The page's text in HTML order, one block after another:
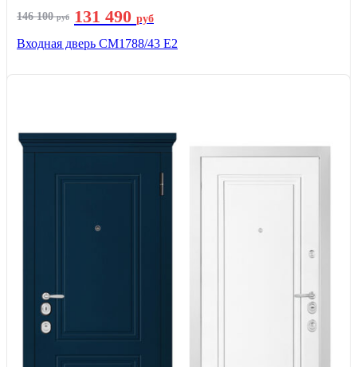
146 100руб 131 490 руб
Входная дверь СМ1788/43 E2